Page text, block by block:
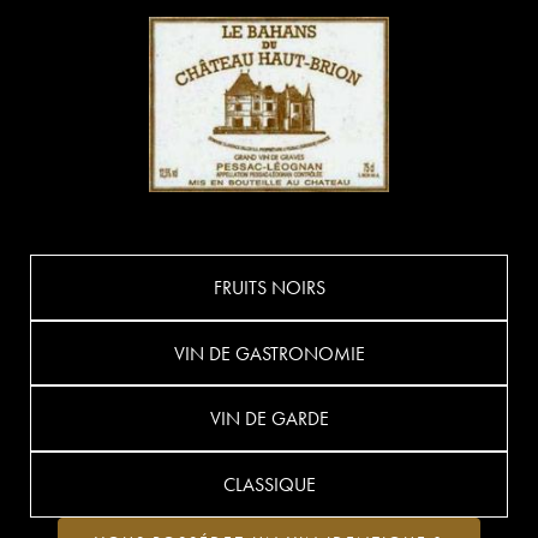
FRUITS NOIRS
VIN DE GASTRONOMIE
VIN DE GARDE
CLASSIQUE